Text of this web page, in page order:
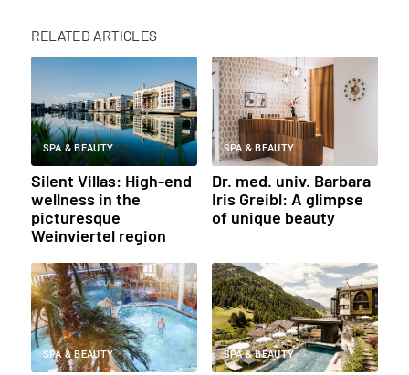
RELATED ARTICLES
SPA & BEAUTY
Silent Villas: High-end
wellness in the
picturesque
Weinviertel region
SPA & BEAUTY
Dr. med. univ. Barbara
Iris Greibl: A glimpse
of unique beauty
SPA & BEAUTY SPA & BEAUTY